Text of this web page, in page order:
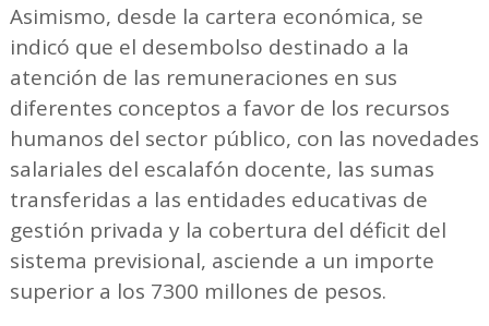
Asimismo, desde la cartera económica, se
indicó que el desembolso destinado a la
atención de las remuneraciones en sus
diferentes conceptos a favor de los recursos
humanos del sector público, con las novedades
salariales del escalafón docente, las sumas
transferidas a las entidades educativas de
gestión privada y la cobertura del déficit del
sistema previsional, asciende a un importe
superior a los 7300 millones de pesos.